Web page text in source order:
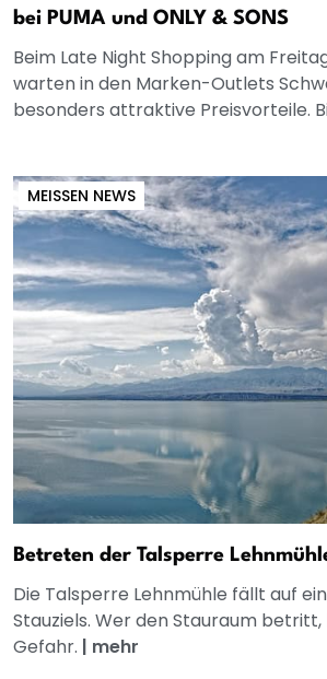
bei PUMA und ONLY & SONS
Beim Late Night Shopping am
warten in den Marken-Outlets
besonders attraktive Preisvorteile.
MEISSEN NEWS
Betreten der Talsperre
Die Talsperre Lehnmühle fällt auf
Stauziels. Wer den Stauraum
Gefahr. | mehr